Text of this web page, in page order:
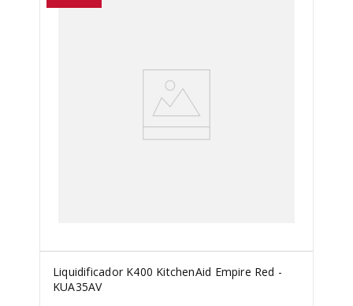
PURE POWER
Liquidificador K400 KitchenAid Empire Red -
KUA35AV